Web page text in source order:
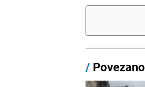
/ Povezano